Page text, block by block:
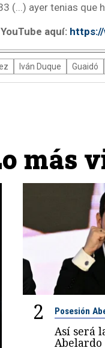
(...) ayer tenias que
aquí:
Iván Duque Guaidó
más
2 Posesión
Así será